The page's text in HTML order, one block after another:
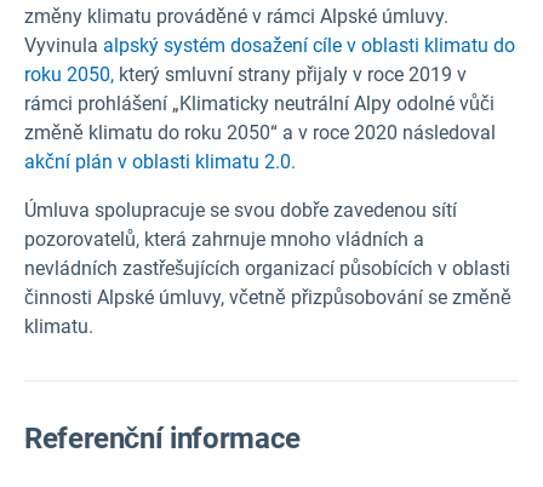
změny klimatu prováděné v rámci Alpské úmluvy.
Vyvinula alpský systém dosažení cíle v oblasti klimatu do
roku 2050, který smluvní strany přijaly v roce 2019 v
rámci prohlášení „Klimaticky neutrální Alpy odolné vůči
změně klimatu do roku 2050“ a v roce 2020 následoval
akční plán v oblasti klimatu 2.0.
Úmluva spolupracuje se svou dobře zavedenou sítí
pozorovatelů, která zahrnuje mnoho vládních a
nevládních zastřešujících organizací působících v oblasti
činnosti Alpské úmluvy, včetně přizpůsobování se změně
klimatu.
Referenční informace